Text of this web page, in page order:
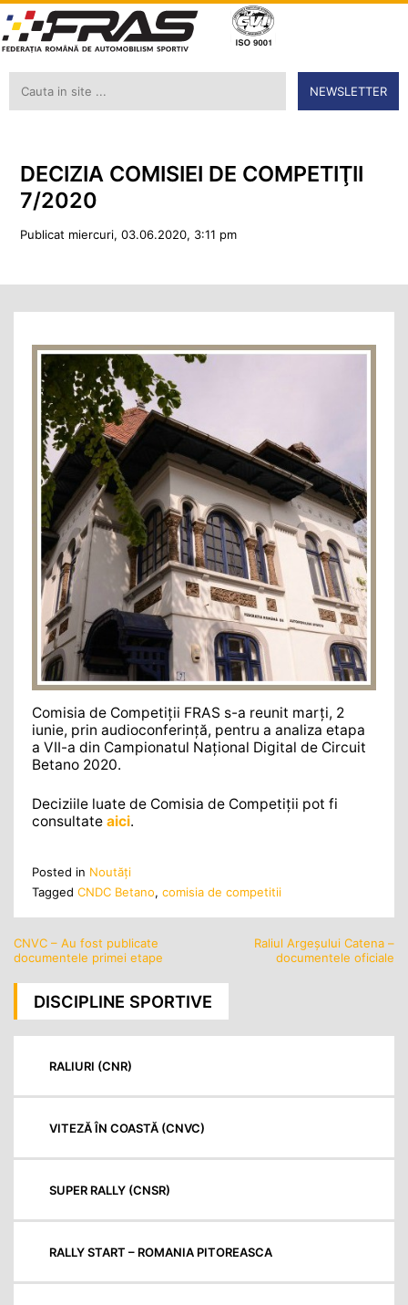
NEWSLETTER
DECIZIA COMISIEI DE COMPETIŢII
7/2020
Publicat miercuri, 03.06.2020, 3:11 pm
Comisia de Competiții FRAS s-a reunit marți, 2
iunie, prin audioconferinţă, pentru a analiza etapa
a VII-a din Campionatul Naţional Digital de Circuit
Betano 2020.
Deciziile luate de Comisia de Competiții pot fi
consultate aici.
Posted in Noutăţi
Tagged CNDC Betano, comisia de competitii
Navigare
articole
CNVC – Au fost publicate
documentele primei etape
Raliul Argeşului Catena –
documentele oficiale
DISCIPLINE SPORTIVE
RALIURI (CNR)
VITEZĂ ÎN COASTĂ (CNVC)
SUPER RALLY (CNSR)
RALLY START – ROMANIA PITOREASCA